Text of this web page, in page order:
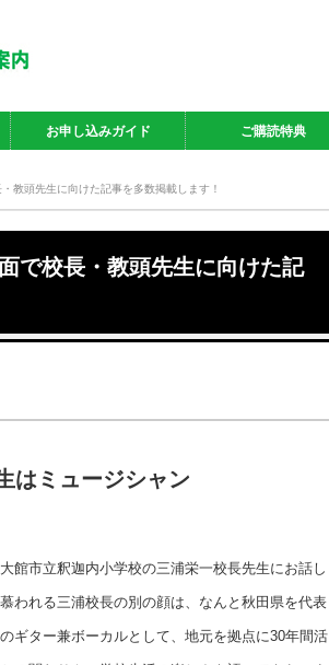
お申し込みガイド ご購読特典
頭先生に向けた記事を多数掲載します！
で校長・教頭先生に向けた記
はミュージシャン
館市立釈迦内小学校の三浦栄一校長先生にお話し
われる三浦校長の別の顔は、なんと秋田県を代表
ギター兼ボーカルとして、地元を拠点に30年間活